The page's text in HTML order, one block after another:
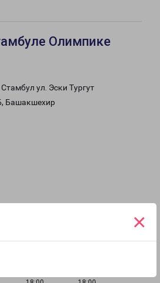
×
Олимпике
ул. Эски Тургут
Башакшехир